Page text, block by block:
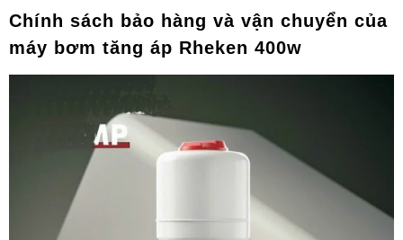
Chính sách bảo hàng và vận chuyển của
máy bơm tăng áp Rheken 400w